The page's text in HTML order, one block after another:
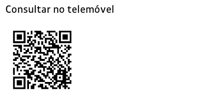
Consultar no telemóvel